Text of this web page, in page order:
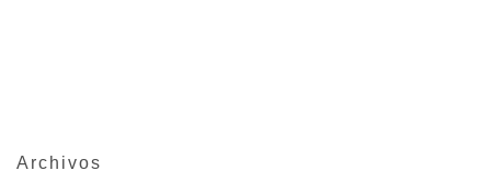
Archivos